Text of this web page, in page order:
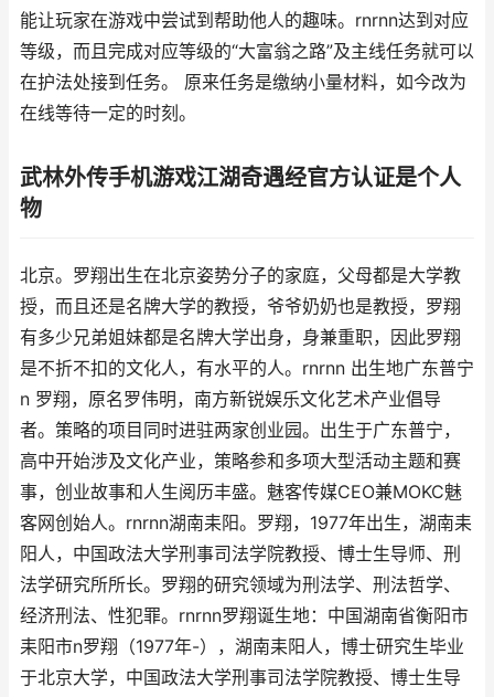
能让玩家在游戏中尝试到帮助他人的趣味。rnrnn达到对应
等级，而且完成对应等级的“大富翁之路”及主线任务就可以
在护法处接到任务。 原来任务是缴纳小量材料，如今改为
在线等待一定的时刻。
武林外传手机游戏江湖奇遇经官方认证是个人
物
北京。罗翔出生在北京姿势分子的家庭，父母都是大学教
授，而且还是名牌大学的教授，爷爷奶奶也是教授，罗翔
有多少兄弟姐妹都是名牌大学出身，身兼重职，因此罗翔
是不折不扣的文化人，有水平的人。rnrnn 出生地广东普宁
n 罗翔，原名罗伟明，南方新锐娱乐文化艺术产业倡导
者。策略的项目同时进驻两家创业园。出生于广东普宁，
高中开始涉及文化产业，策略参和多项大型活动主题和赛
事，创业故事和人生阅历丰盛。魅客传媒CEO兼MOKC魅
客网创始人。rnrnn湖南耒阳。罗翔，1977年出生，湖南耒
阳人，中国政法大学刑事司法学院教授、博士生导师、刑
法学研究所所长。罗翔的研究领域为刑法学、刑法哲学、
经济刑法、性犯罪。rnrnn罗翔诞生地：中国湖南省衡阳市
耒阳市n罗翔（1977年-），湖南耒阳人，博士研究生毕业
于北京大学，中国政法大学刑事司法学院教授、博士生导